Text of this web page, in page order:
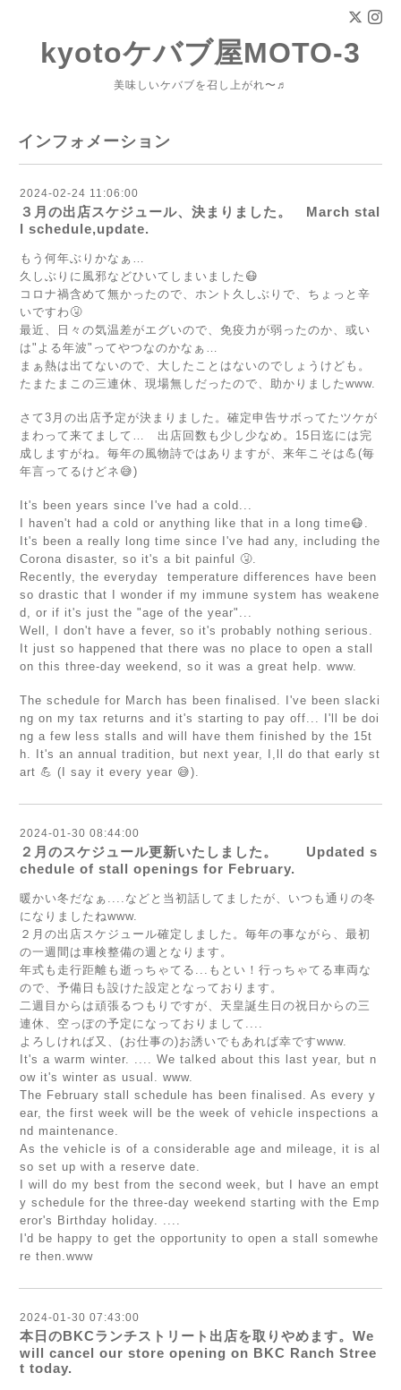
kyotoケバブ屋MOTO-3
美味しいケバブを召し上がれ〜♬
インフォメーション
2024-02-24 11:06:00
３月の出店スケジュール、決まりました。 March stal
l schedule,update.
もう何年ぶりかなぁ…
久しぶりに風邪などひいてしまいました😷
コロナ禍含めて無かったので、ホント久しぶりで、ちょっと辛
いですわ🤧
最近、日々の気温差がエグいので、免疫力が弱ったのか、或い
は"よる年波"ってやつなのかなぁ…
まぁ熱は出てないので、大したことはないのでしょうけども。
たまたまこの三連休、現場無しだったので、助かりましたwww.
さて3月の出店予定が決まりました。確定申告サボってたツケが
まわって来てまして… 出店回数も少し少なめ。15日迄には完
成しますがね。毎年の風物詩ではありますが、来年こそは💪(毎
年言ってるけどネ😅)
It's been years since I've had a cold...
I haven't had a cold or anything like that in a long time😷.
It's been a really long time since I've had any, including the
Corona disaster, so it's a bit painful 🤧.
Recently, the everyday temperature differences have been
so drastic that I wonder if my immune system has weakene
d, or if it's just the "age of the year"...
Well, I don't have a fever, so it's probably nothing serious.
It just so happened that there was no place to open a stall
on this three-day weekend, so it was a great help. www.
The schedule for March has been finalised. I've been slacki
ng on my tax returns and it's starting to pay off... I'll be doi
ng a few less stalls and will have them finished by the 15t
h. It's an annual tradition, but next year, I,ll do that early st
art 💪 (I say it every year 😅).
2024-01-30 08:44:00
２月のスケジュール更新いたしました。 Updated s
chedule of stall openings for February.
暖かい冬だなぁ....などと当初話してましたが、いつも通りの冬
になりましたねwww.
２月の出店スケジュール確定しました。毎年の事ながら、最初
の一週間は車検整備の週となります。
年式も走行距離も逝っちゃてる...もとい！行っちゃてる車両な
ので、予備日も設けた設定となっております。
二週目からは頑張るつもりですが、天皇誕生日の祝日からの三
連休、空っぽの予定になっておりまして....
よろしければ又、(お仕事の)お誘いでもあれば幸ですwww.
It's a warm winter. .... We talked about this last year, but n
ow it's winter as usual. www.
The February stall schedule has been finalised. As every y
ear, the first week will be the week of vehicle inspections a
nd maintenance.
As the vehicle is of a considerable age and mileage, it is al
so set up with a reserve date.
I will do my best from the second week, but I have an empt
y schedule for the three-day weekend starting with the Emp
eror's Birthday holiday. ....
I'd be happy to get the opportunity to open a stall somewhe
re then.www
2024-01-30 07:43:00
本日のBKCランチストリート出店を取りやめます。We
will cancel our store opening on BKC Ranch Stree
t today.